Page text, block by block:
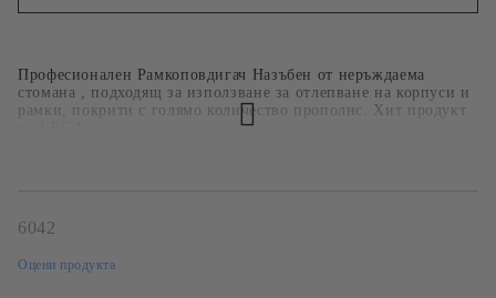
Професионален Рамкоповдигач Назъбен от неръждаема
стомана , подходящ за използване за отлепване на корпуси и
рамки, покрити с голямо количество прополис. Хит продукт
6042
Оцени продукта